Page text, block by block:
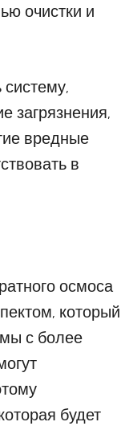
очистки и
загрязнения,
вредные
в
осмоса
который
с более
будет